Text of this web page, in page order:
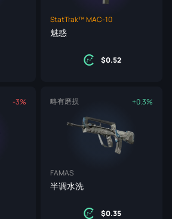
StatTrak™ MAC-10
魅惑
0.52
-3% 略有磨损 +0.3%
FAMAS
半调水洗
0.35